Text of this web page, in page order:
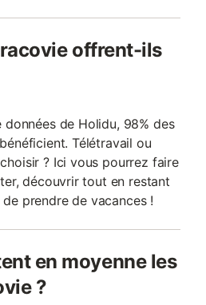
offrent-ils
données de Holidu, 98% des
Télétravail ou
? Ici vous pourrez faire
découvrir tout en restant
prendre de vacances !
en moyenne les
?